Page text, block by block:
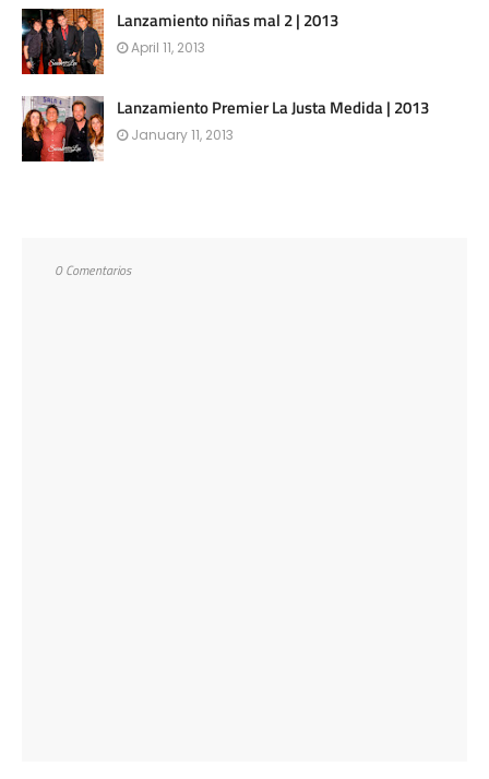
Lanzamiento niñas mal 2 | 2013
April 11, 2013
Lanzamiento Premier La Justa Medida | 2013
January 11, 2013
0 Comentarios